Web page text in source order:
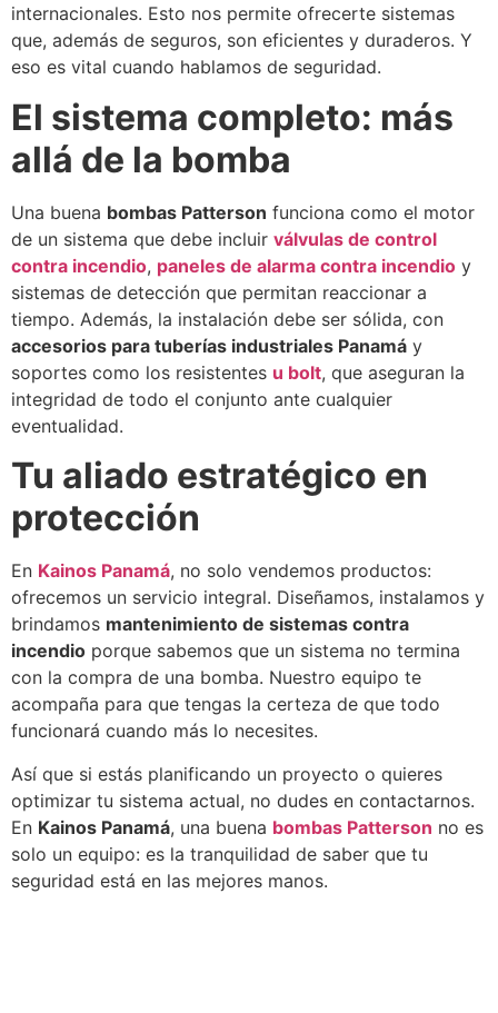
internacionales. Esto nos permite ofrecerte sistemas
que, además de seguros, son eficientes y duraderos. Y
eso es vital cuando hablamos de seguridad.
El sistema completo: más
allá de la bomba
Una buena bombas Patterson funciona como el motor
de un sistema que debe incluir válvulas de control
contra incendio, paneles de alarma contra incendio y
sistemas de detección que permitan reaccionar a
tiempo. Además, la instalación debe ser sólida, con
accesorios para tuberías industriales Panamá y
soportes como los resistentes u bolt, que aseguran la
integridad de todo el conjunto ante cualquier
eventualidad.
Tu aliado estratégico en
protección
En Kainos Panamá, no solo vendemos productos:
ofrecemos un servicio integral. Diseñamos, instalamos y
brindamos mantenimiento de sistemas contra
incendio porque sabemos que un sistema no termina
con la compra de una bomba. Nuestro equipo te
acompaña para que tengas la certeza de que todo
funcionará cuando más lo necesites.
Así que si estás planificando un proyecto o quieres
optimizar tu sistema actual, no dudes en contactarnos.
En Kainos Panamá, una buena bombas Patterson no es
solo un equipo: es la tranquilidad de saber que tu
seguridad está en las mejores manos.